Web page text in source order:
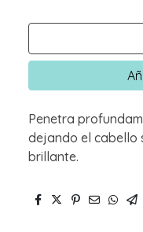
Penetra
dejando el cabello
brillante.